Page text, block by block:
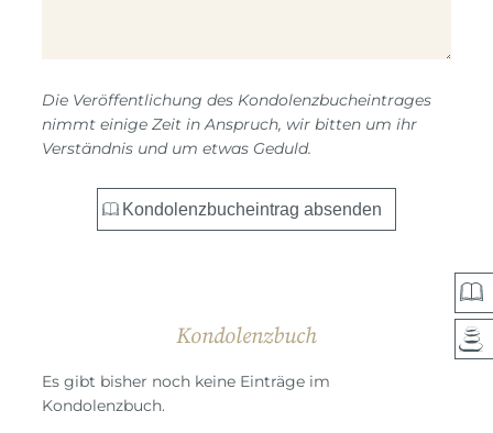
Die Veröffentlichung des Kondolenzbucheintrages
nimmt einige Zeit in Anspruch, wir bitten um ihr
Verständnis und um etwas Geduld.
Kondolenzbuch
Es gibt bisher noch keine Einträge im
Kondolenzbuch.